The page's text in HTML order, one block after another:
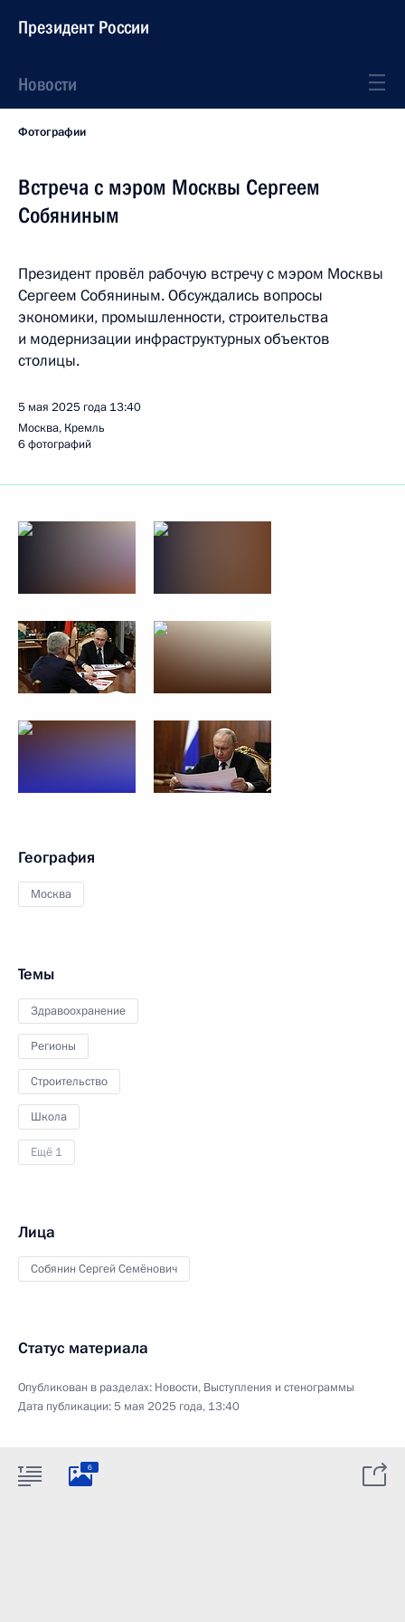
Президент России
Новости
Фотографии
Встреча с мэром Москвы Сергеем
Собяниным
Президент провёл рабочую встречу с мэром Москвы
Сергеем Собяниным. Обсуждались вопросы
экономики, промышленности, строительства
и модернизации инфраструктурных объектов
столицы.
5 мая 2025 года 13:40
Москва, Кремль
6 фотографий
География
Москва
Темы
Здравоохранение
Регионы
Строительство
Школа
Ещё 1
Лица
Собянин Сергей Семёнович
Статус материала
Опубликован в разделах: Новости, Выступления и стенограммы
Дата публикации:5 мая 2025 года, 13:40
6